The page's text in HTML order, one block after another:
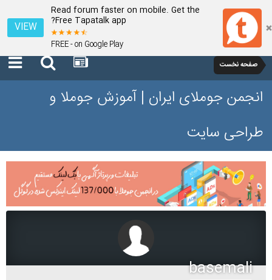
Read forum faster on mobile. Get the
Free Tapatalk app?
FREE - on Google Play
VIEW
صفحه نخست
انجمن جوملای ایران | آموزش جوملا و
طراحی سایت
basemali